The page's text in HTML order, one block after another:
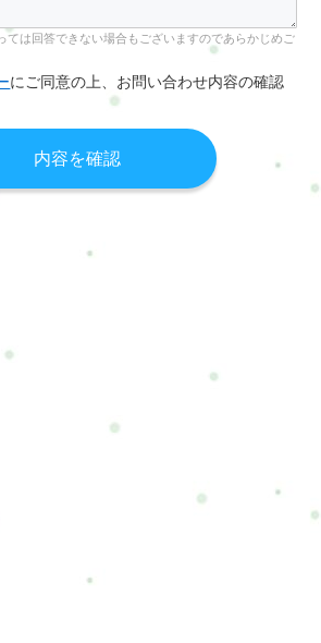
ては回答できない場合もございますのであらかじめご
にご同意の上、お問い合わせ内容の確認